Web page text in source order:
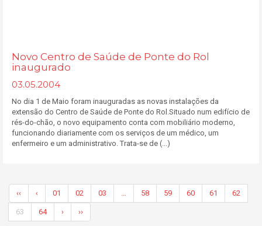
Novo Centro de Saúde de Ponte do Rol
inaugurado
03.05.2004
No dia 1 de Maio foram inauguradas as novas instalações da
extensão do Centro de Saúde de Ponte do Rol.Situado num edifício de
rés-do-chão, o novo equipamento conta com mobiliário moderno,
funcionando diariamente com os serviços de um médico, um
enfermeiro e um administrativo. Trata-se de (...)
‹‹ ‹ 01 02 03 … 58 59 60 61 62
63 64 › ››